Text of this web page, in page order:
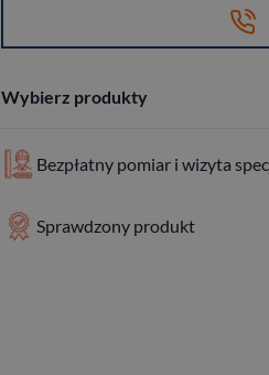
Wybierz produkty
Bezpłatny pomiar i wizyta
Sprawdzony produkt